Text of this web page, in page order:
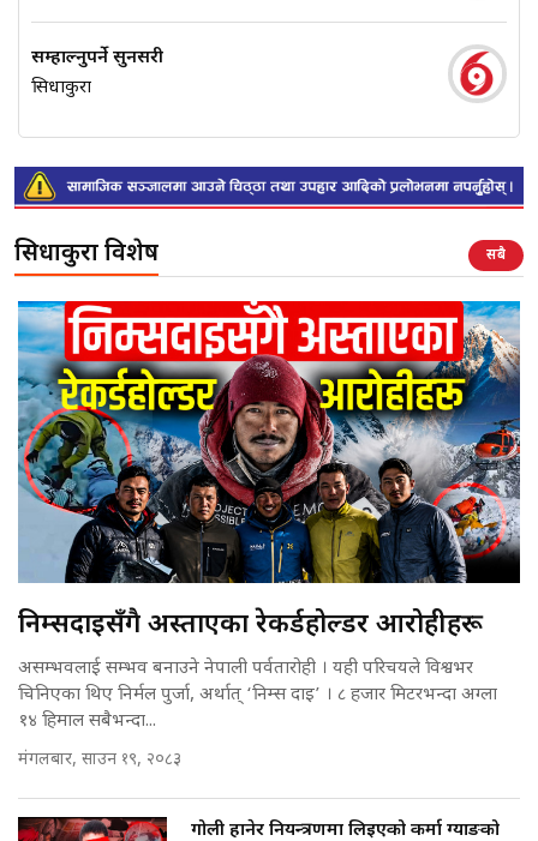
सम्हाल्नुपर्ने सुनसरी
सिधाकुरा
सिधाकुरा विशेष सबै
निम्सदाइसँगै अस्ताएका रेकर्डहोल्डर आरोहीहरू
असम्भवलाई सम्भव बनाउने नेपाली पर्वतारोही । यही परिचयले विश्वभर
चिनिएका थिए निर्मल पुर्जा, अर्थात् ‘निम्स दाइ’ । ८ हजार मिटरभन्दा अग्ला
१४ हिमाल सबैभन्दा...
मंगलबार, साउन १९, २०८३
गोली हानेर नियन्त्रणमा लिइएको कर्मा ग्याङको